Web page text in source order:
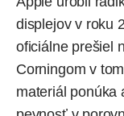
displejov v roku
oficiálne prešiel
Corningom v
materiál ponúka